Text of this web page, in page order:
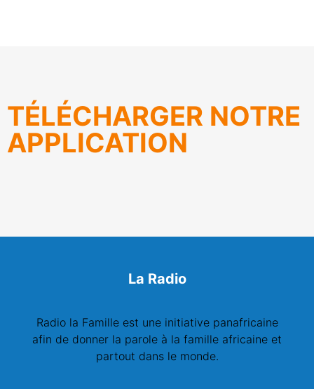
TÉLÉCHARGER NOTRE
APPLICATION
La Radio
Radio la Famille est une initiative panafricaine
afin de donner la parole à la famille africaine et
partout dans le monde.